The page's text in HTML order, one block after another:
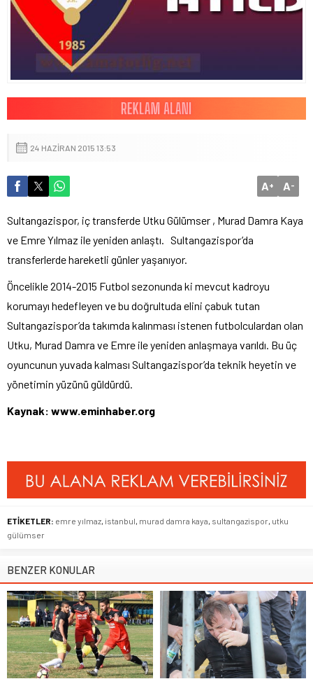
24 HAZIRAN 2015 13:53
A+ A-
Sultangazispor, iç transferde Utku Gülümser , Murad Damra Kaya
ve Emre Yılmaz ile yeniden anlaştı. Sultangazispor’da
transferlerde hareketli günler yaşanıyor.
Öncelikle 2014-2015 Futbol sezonunda ki mevcut kadroyu
korumayı hedefleyen ve bu doğrultuda elini çabuk tutan
Sultangazispor’da takımda kalınması istenen futbolculardan olan
Utku, Murad Damra ve Emre ile yeniden anlaşmaya varıldı. Bu üç
oyuncunun yuvada kalması Sultangazispor’da teknik heyetin ve
yönetimin yüzünü güldürdü.
Kaynak: www.eminhaber.org
ETİKETLER: emre yılmaz istanbul murad damra kaya sultangazispor utku
gülümser
BENZER KONULAR